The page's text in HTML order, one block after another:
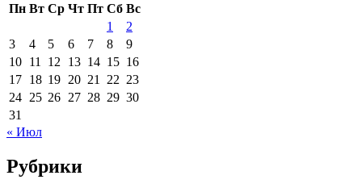
Пн Вт Ср Чт Пт Сб Вс
1
2
3
4 5 6 7 8
9
10 11 12 13 14 15 16
17 18 19 20 21 22 23
24 25 26 27 28 29 30
31
« Июл
Рубрики